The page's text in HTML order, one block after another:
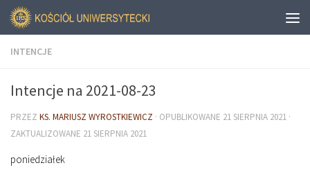
INTENCJE
Intencje na 2021-08-23
PRZEZ KS. MARIUSZ WYROSTKIEWICZ · OPUBLIKOWANE 21 SIERPNIA 2021 ·
ZAKTUALIZOWANE 21 SIERPNIA 2021
poniedziałek